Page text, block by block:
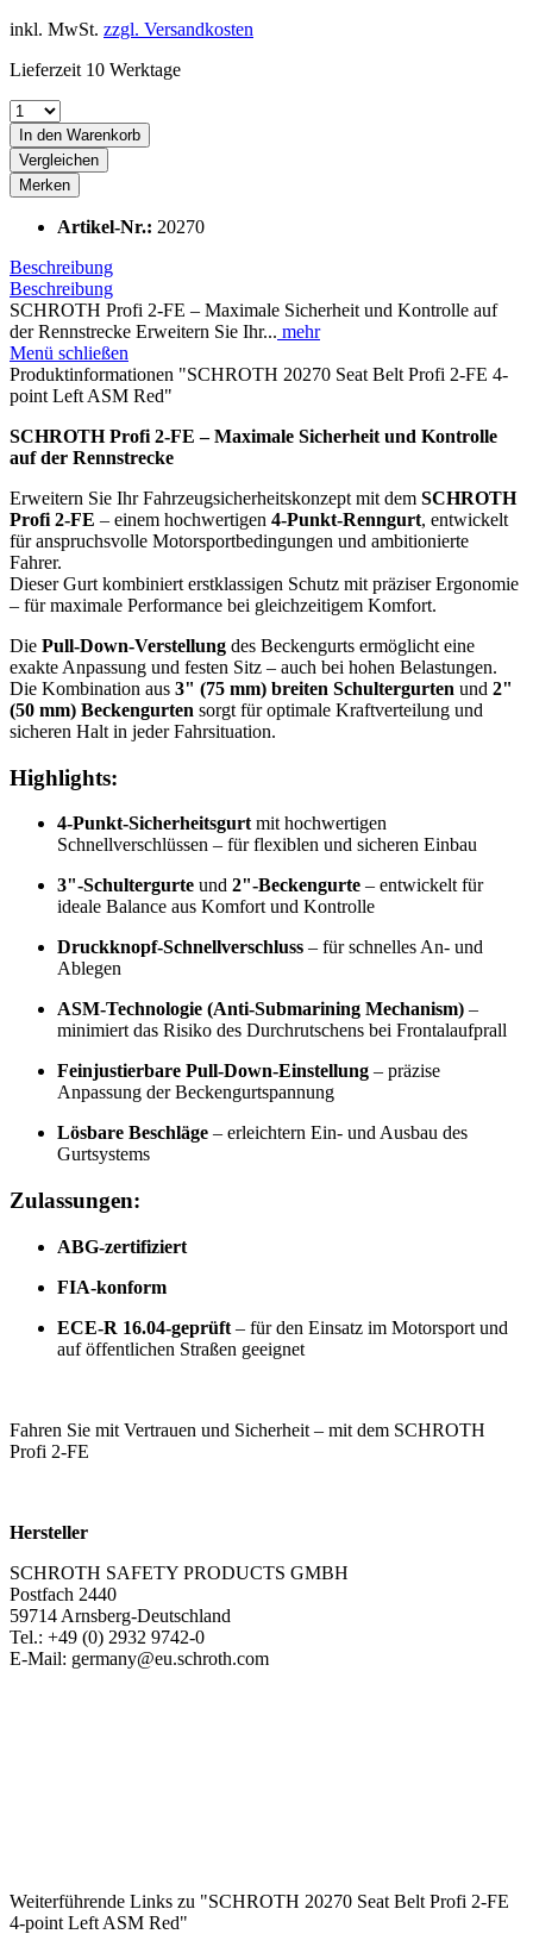
inkl. MwSt. zzgl. Versandkosten
Lieferzeit 10 Werktage
In den Warenkorb
Vergleichen
Merken
Artikel-Nr.: 20270
Beschreibung
Beschreibung
SCHROTH Profi 2-FE – Maximale Sicherheit und Kontrolle auf
der Rennstrecke Erweitern Sie Ihr... mehr
Menü schließen
Produktinformationen "SCHROTH 20270 Seat Belt Profi 2-FE 4-
point Left ASM Red"
SCHROTH Profi 2-FE – Maximale Sicherheit und Kontrolle
auf der Rennstrecke
Erweitern Sie Ihr Fahrzeugsicherheitskonzept mit dem SCHROTH
Profi 2-FE – einem hochwertigen 4-Punkt-Renngurt, entwickelt
für anspruchsvolle Motorsportbedingungen und ambitionierte
Fahrer.
Dieser Gurt kombiniert erstklassigen Schutz mit präziser Ergonomie
– für maximale Performance bei gleichzeitigem Komfort.
Die Pull-Down-Verstellung des Beckengurts ermöglicht eine
exakte Anpassung und festen Sitz – auch bei hohen Belastungen.
Die Kombination aus 3" (75 mm) breiten Schultergurten und 2"
(50 mm) Beckengurten sorgt für optimale Kraftverteilung und
sicheren Halt in jeder Fahrsituation.
Highlights:
4-Punkt-Sicherheitsgurt mit hochwertigen
Schnellverschlüssen – für flexiblen und sicheren Einbau
3"-Schultergurte und 2"-Beckengurte – entwickelt für
ideale Balance aus Komfort und Kontrolle
Druckknopf-Schnellverschluss – für schnelles An- und
Ablegen
ASM-Technologie (Anti-Submarining Mechanism) –
minimiert das Risiko des Durchrutschens bei Frontalaufprall
Feinjustierbare Pull-Down-Einstellung – präzise
Anpassung der Beckengurtspannung
Lösbare Beschläge – erleichtern Ein- und Ausbau des
Gurtsystems
Zulassungen:
ABG-zertifiziert
FIA-konform
ECE-R 16.04-geprüft – für den Einsatz im Motorsport und
auf öffentlichen Straßen geeignet
Fahren Sie mit Vertrauen und Sicherheit – mit dem SCHROTH
Profi 2-FE
Hersteller
SCHROTH SAFETY PRODUCTS GMBH
Postfach 2440
59714 Arnsberg-Deutschland
Tel.: +49 (0) 2932 9742-0
E-Mail: germany@eu.schroth.com
Weiterführende Links zu "SCHROTH 20270 Seat Belt Profi 2-FE
4-point Left ASM Red"